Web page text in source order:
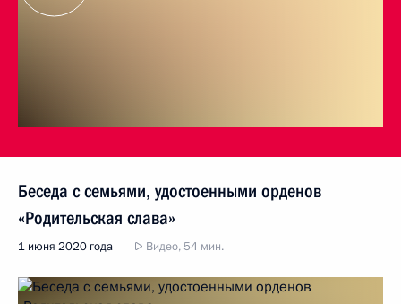
Беседа с семьями, удостоенными орденов
«Родительская слава»
1 июня 2020 года Видео, 54 мин.